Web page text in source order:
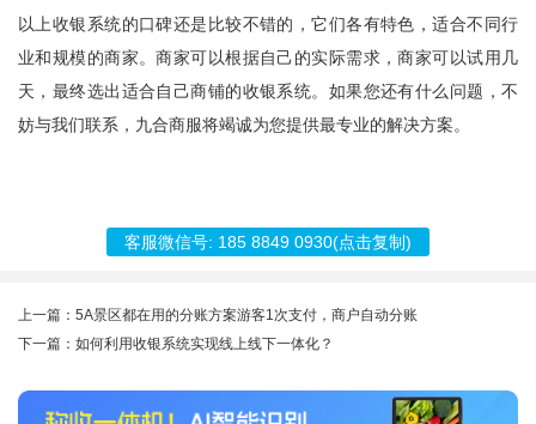
以上收银系统的口碑还是比较不错的，它们各有特色，适合不同行
业和规模的商家。商家可以根据自己的实际需求，商家可以试用几
天，最终选出适合自己商铺的收银系统。如果您还有什么问题，不
妨与我们联系， 九合商服将竭诚为您提供最专业的解决方案。
客服微信号: 185 8849 0930(点击复制)
上一篇：5A景区都在用的分账方案游客1次支付，商户自动分账
下一篇：如何利用收银系统实现线上线下一体化？